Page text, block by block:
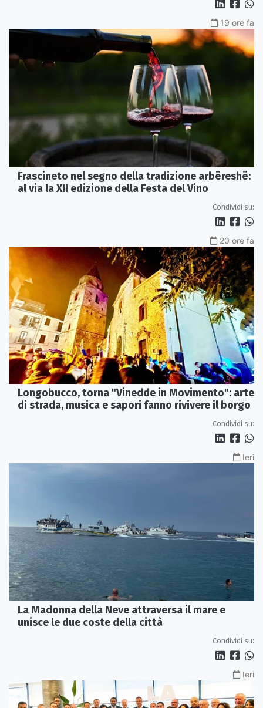
19 ore fa
Frascineto nel segno della tradizione arbëreshë:
al via la XII edizione della Festa del Vino
Condividi su:
20 ore fa
Longobucco, torna "Vinedde in Movimento": arte
di strada, musica e sapori fanno rivivere il borgo
Condividi su:
Ieri
La Madonna della Neve attraversa il mare e
unisce le due coste della città
Condividi su:
Ieri